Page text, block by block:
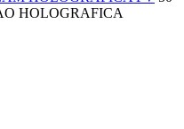
HOLOGRAFICA